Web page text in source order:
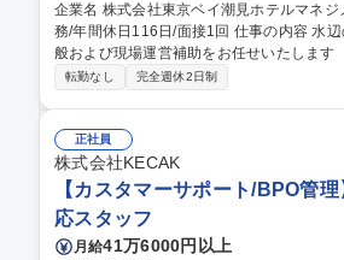
企業名 株式会社東京ベイ潮見ホテルマネジメント 求人名 東京【レストランサービス（インチャージ
務/年間休日116日/面接1回 仕事の内容 水辺の宿場町をコンセプトとするホテルにて、レストランサービス業務全
般および現場運営補助をお任せいたします 【具体的な仕事内容】 ■朝食ブッフェにおけるお客様のご案内、料理
補充、テーブルリセット ■アフタヌーンテ
（インチャージ）】ホテル勤務/年間休日
転勤なし 完全週休2日制
正社員
株式会社KECAK
【カスタマーサポート/BPO管
応スタッフ
月給41万6000円以上